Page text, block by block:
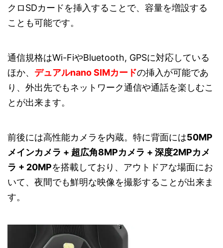
クロSDカードを挿入することで、容量を増設する
ことも可能です。
通信規格はWi-FiやBluetooth, GPSに対応している
ほか、 デュアルnano SIMカードの挿入が可能であ
り、外出先でもネットワーク通信や通話を楽しむこ
とが出来ます。
前後には高性能カメラを内蔵。特に背面には50MP
メインカメラ + 超広角8MPカメラ + 深度2MPカメ
ラ + 20MPを搭載しており、アウトドアな場面にお
いて、夜間でも鮮明な映像を撮影することが出来ま
す。